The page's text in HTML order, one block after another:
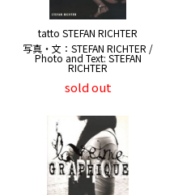
tatto STEFAN RICHTER
写真・文：STEFAN RICHTER /
Photo and Text: STEFAN
RICHTER
sold out